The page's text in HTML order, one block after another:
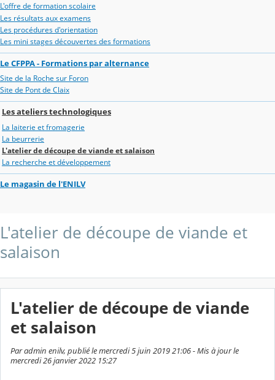
L'offre de formation scolaire
Les résultats aux examens
Les procédures d'orientation
Les mini stages découvertes des formations
Le CFPPA - Formations par alternance
Site de la Roche sur Foron
Site de Pont de Claix
Les ateliers technologiques
La laiterie et fromagerie
La beurrerie
L'atelier de découpe de viande et salaison
La recherche et développement
Le magasin de l'ENILV
L'atelier de découpe de viande et
salaison
L'atelier de découpe de viande
et salaison
Par admin enilv, publié le mercredi 5 juin 2019 21:06 - Mis à jour le
mercredi 26 janvier 2022 15:27